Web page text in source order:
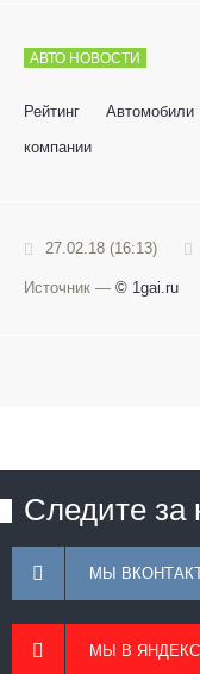
АВТО НОВОСТИ
Рейтинг Автомобили
компании
27.02.18 (16:13)
Источник — © 1gai.ru
Следите за
МЫ
МЫ В